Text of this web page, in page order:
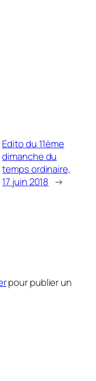
Edito du 11ème
dimanche du
temps ordinaire,
17 juin 2018 →
pour publier un